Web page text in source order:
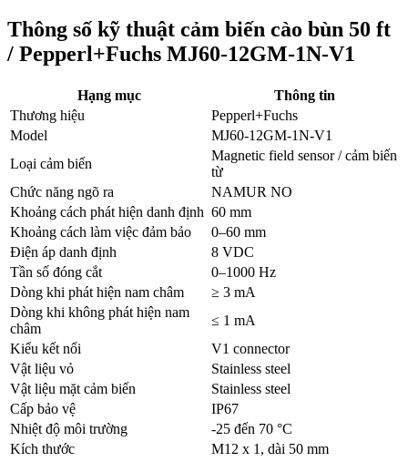
Thông số kỹ thuật cảm biến cào bùn 50 ft
/ Pepperl+Fuchs MJ60-12GM-1N-V1
Hạng mục
Thông tin
Thương hiệu
Pepperl+Fuchs
Model
MJ60-12GM-1N-V1
Loại cảm biến
Magnetic field sensor / cảm biến
từ
Chức năng ngõ ra
NAMUR NO
Khoảng cách phát hiện danh định 60 mm
Khoảng cách làm việc đảm bảo
0–60 mm
Điện áp danh định
8 VDC
Tần số đóng cắt
0–1000 Hz
Dòng khi phát hiện nam châm
≥ 3 mA
Dòng khi không phát hiện nam
châm
≤ 1 mA
Kiểu kết nối
V1 connector
Vật liệu vỏ
Stainless steel
Vật liệu mặt cảm biến
Stainless steel
Cấp bảo vệ
IP67
Nhiệt độ môi trường
-25 đến 70 °C
Kích thước
M12 x 1, dài 50 mm